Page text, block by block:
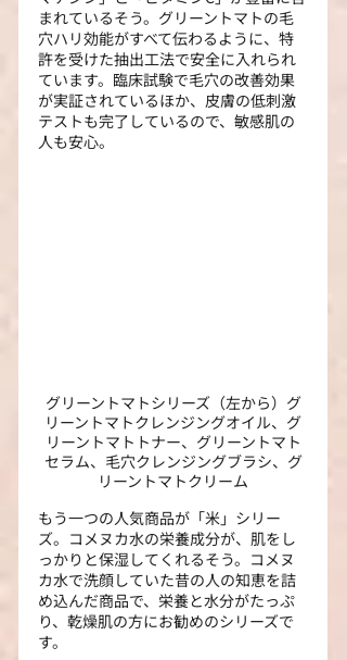
まれているそう。グリーントマトの毛
穴ハリ効能がすべて伝わるように、特
許を受けた抽出工法で安全に入れられ
ています。臨床試験で毛穴の改善効果
が実証されているほか、皮膚の低刺激
テストも完了しているので、敏感肌の
人も安心。
グリーントマトシリーズ（左から）グ
リーントマトクレンジングオイル、グ
リーントマトトナー、グリーントマト
セラム、毛穴クレンジングブラシ、グ
リーントマトクリーム
もう一つの人気商品が「米」シリー
ズ。コメヌカ水の栄養成分が、肌をし
っかりと保湿してくれるそう。コメヌ
カ水で洗顔していた昔の人の知恵を詰
め込んだ商品で、栄養と水分がたっぷ
り、乾燥肌の方にお勧めのシリーズで
す。